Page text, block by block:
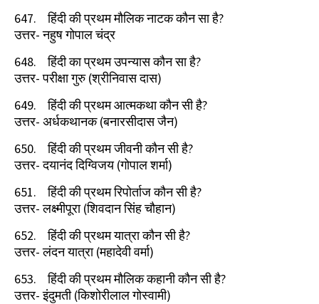
647.
हिंदी की प्रथम मौलिक नाटक कौन सा है?
उत्तर- नहुष गोपाल चंद्र
648.
हिंदी का प्रथम उपन्यास कौन सा है?
उत्तर- परीक्षा गुरु (श्रीनिवास दास)
649.
हिंदी की प्रथम आत्मकथा कौन सी है?
उत्तर- अर्धकथानक (बनारसीदास जैन)
650.
हिंदी की प्रथम जीवनी कौन सी है?
उत्तर- दयानंद दिग्विजय (गोपाल शर्मा)
651.
हिंदी की प्रथम रिपोर्ताज कौन सी है?
उत्तर- लक्ष्मीपूरा (शिवदान सिंह चौहान)
652.
हिंदी की प्रथम यात्रा कौन सी है?
उत्तर- लंदन यात्रा (महादेवी वर्मा)
653.
हिंदी की प्रथम मौलिक कहानी कौन सी है?
उत्तर- इंदुमती (किशोरीलाल गोस्वामी)